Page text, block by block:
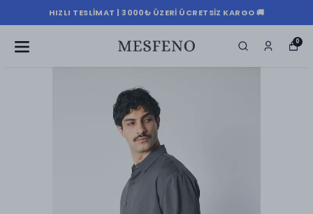
HIZLI TESLIMAT | 3000₺ ÜZERI ÜCRETSIZ KARGO 🚚
0